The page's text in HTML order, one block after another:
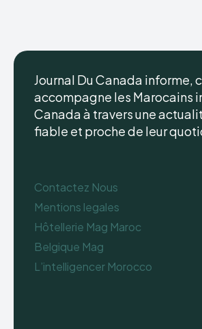
Journal Du Canada informe,
accompagne les Marocains
Canada à travers une
fiable et proche de leur
Contactez Nous
Mentions legales
Hôtellerie Mag Maroc
Belgique Mag
L’intelligencer Morocco